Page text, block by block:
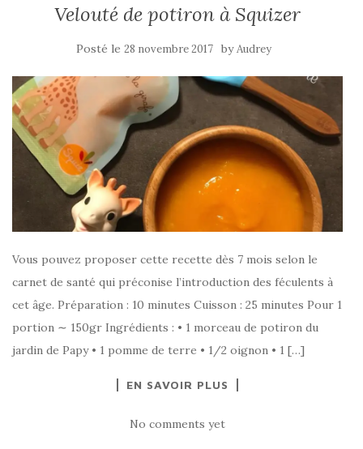
Velouté de potiron à Squizer
Posté le 28 novembre 2017 byAudrey
Vous pouvez proposer cette recette dès 7 mois selon le
carnet de santé qui préconise l’introduction des féculents à
cet âge. Préparation : 10 minutes Cuisson : 25 minutes Pour 1
portion ∼ 150gr Ingrédients : • 1 morceau de potiron du
jardin de Papy • 1 pomme de terre • 1/2 oignon • 1 […]
EN SAVOIR PLUS
No comments yet